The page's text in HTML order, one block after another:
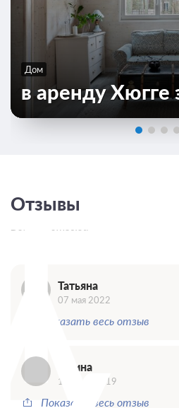
Дом
в аренду Хюгге
Отзывы
Татьяна
07 мая 2022
Показать весь отзыв
Амина
15 июня 2019
Показать весь отзыв